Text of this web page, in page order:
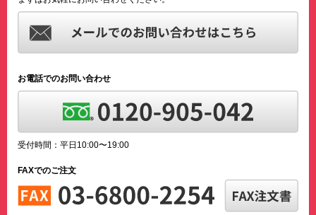
お電話でのお問い合わせ
受付時間：平日10:00〜19:00
FAXでのご注文